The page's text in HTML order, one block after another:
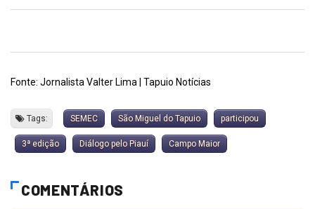
Fonte: Jornalista Valter Lima | Tapuio Notícias
Tags: SEMEC São Miguel do Tapuio participou
3ª edição Diálogo pelo Piauí Campo Maior
COMENTÁRIOS